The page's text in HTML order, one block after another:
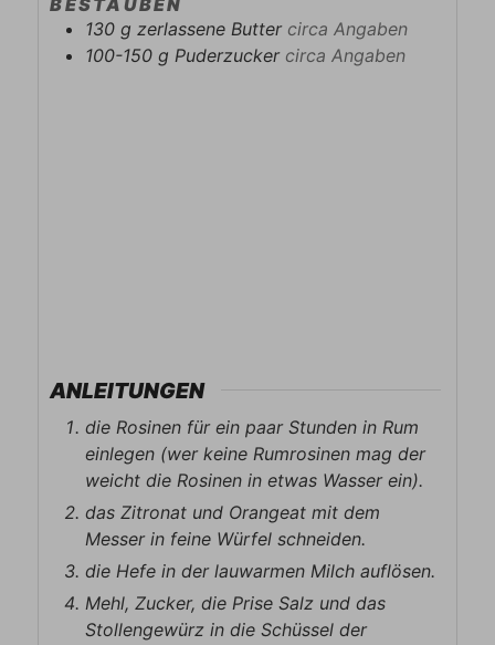
130 g zerlassene Butter circa Angaben
100-150 g Puderzucker circa Angaben
ANLEITUNGEN
die Rosinen für ein paar Stunden in Rum
einlegen (wer keine Rumrosinen mag der
weicht die Rosinen in etwas Wasser ein).
das Zitronat und Orangeat mit dem
Messer in feine Würfel schneiden.
die Hefe in der lauwarmen Milch auflösen.
Mehl, Zucker, die Prise Salz und das
Stollengewürz in die Schüssel der